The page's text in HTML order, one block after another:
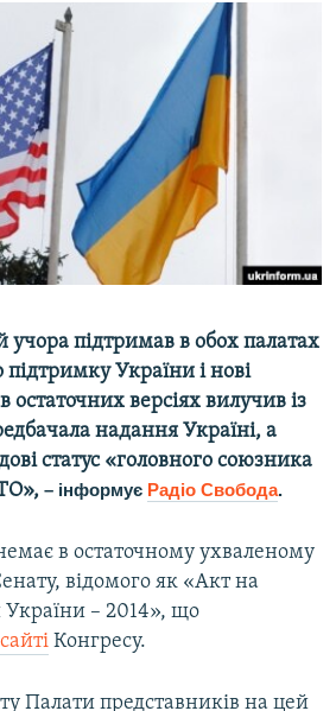
КРИМУ
підтримав в обох палатах
України і нові
остаточних версіях вилучив із
надання Україні, а
статус «головного союзника
– інформує Радіо Свобода.
в остаточному ухваленому
відомого як «Акт на
України – 2014», що
сайті Конгресу.
Палати представників на цей